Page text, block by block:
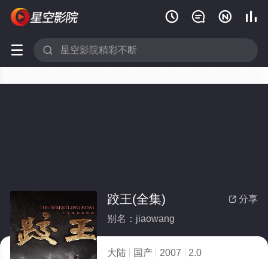
   
 
 分享
跤王(全集)
别名：jiaowang
大陆 国产 2007
2.0